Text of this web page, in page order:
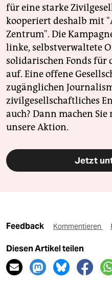
für eine starke
kooperiert deshalb mit
Zentrum". Die
linke, selbstverwaltete
solidarischen Fonds für
auf. Eine offene
zugänglichen
zivilgesellschaftliches
auch? Dann machen
unsere Aktion.
Jetzt
Feedback Kommentieren
Diesen Artikel teilen